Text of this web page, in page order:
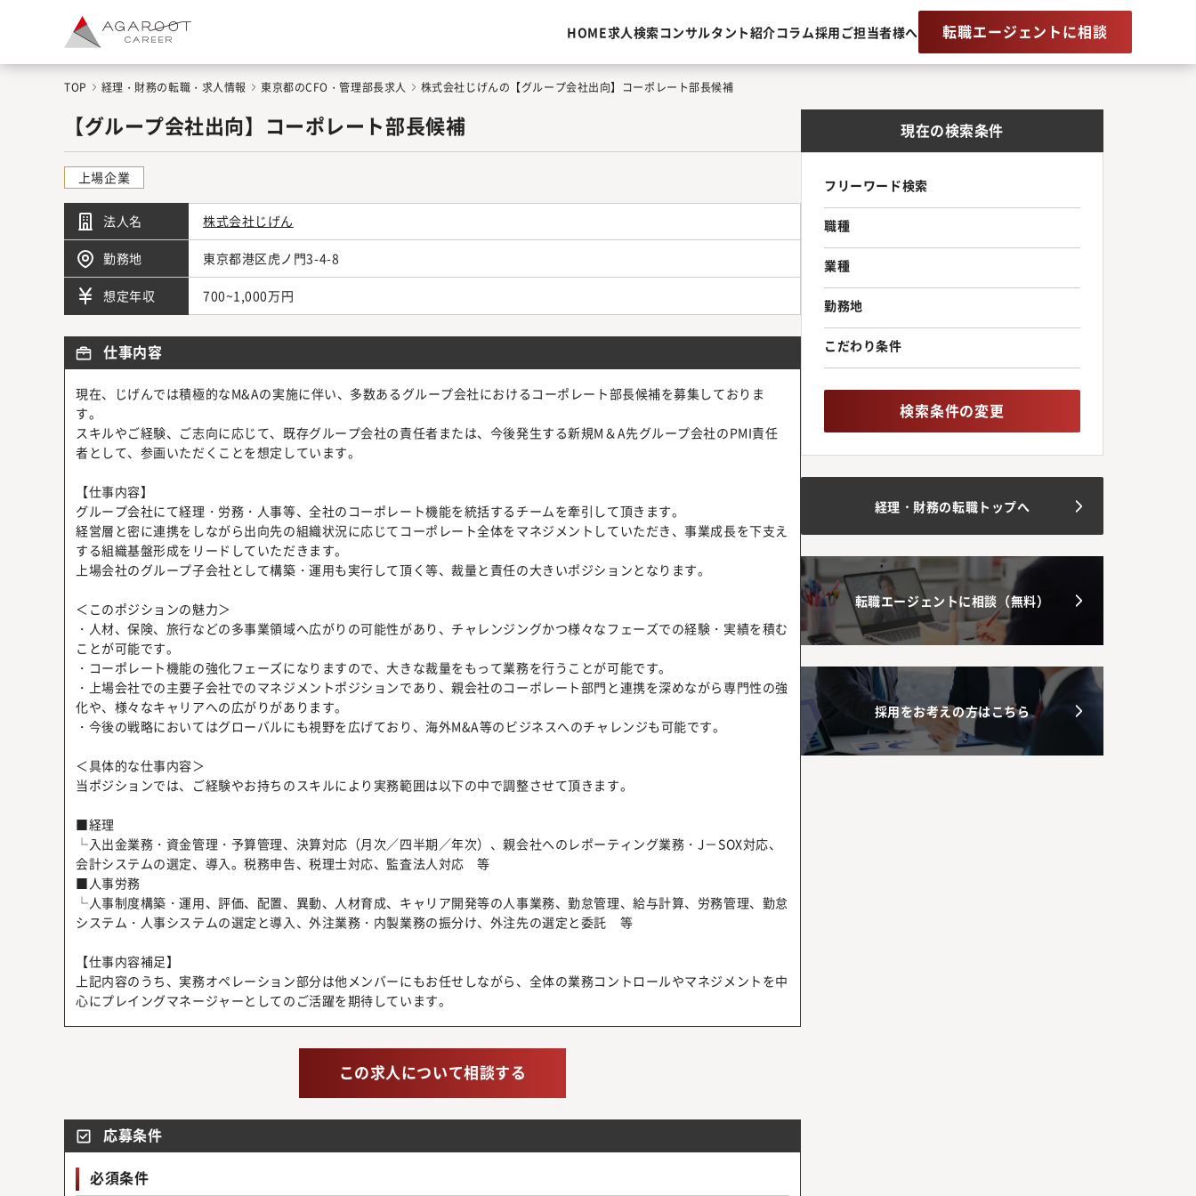
HOME求人検索コンサルタント紹介コラム採用ご担当者様へ 転職エージェントに相談
TOP 経理・財務の転職・求人情報 東京都のCFO・管理部長求人 株式会社じげんの【グループ会社出向】コーポレート部長候補
【グループ会社出向】コーポレート部長候補
上場企業
法人名 株式会社じげん
勤務地 東京都港区虎ノ門3-4-8
想定年収 700~1,000万円
仕事内容
現在、じげんでは積極的なM&Aの実施に伴い、多数あるグループ会社におけるコーポレート部長候補を募集しておりま
す。
スキルやご経験、ご志向に応じて、既存グループ会社の責任者または、今後発生する新規M＆A先グループ会社のPMI責任
者として、参画いただくことを想定しています。
【仕事内容】
グループ会社にて経理・労務・人事等、全社のコーポレート機能を統括するチームを牽引して頂きます。
経営層と密に連携をしながら出向先の組織状況に応じてコーポレート全体をマネジメントしていただき、事業成長を下支え
する組織基盤形成をリードしていただきます。
上場会社のグループ子会社として構築・運用も実行して頂く等、裁量と責任の大きいポジションとなります。
＜このポジションの魅力＞
・人材、保険、旅行などの多事業領域へ広がりの可能性があり、チャレンジングかつ様々なフェーズでの経験・実績を積む
ことが可能です。
・コーポレート機能の強化フェーズになりますので、大きな裁量をもって業務を行うことが可能です。
・上場会社での主要子会社でのマネジメントポジションであり、親会社のコーポレート部門と連携を深めながら専門性の強
化や、様々なキャリアへの広がりがあります。
・今後の戦略においてはグローバルにも視野を広げており、海外M&A等のビジネスへのチャレンジも可能です。
＜具体的な仕事内容＞
当ポジションでは、ご経験やお持ちのスキルにより実務範囲は以下の中で調整させて頂きます。
■経理
└入出金業務・資金管理・予算管理、決算対応（月次／四半期／年次）、親会社へのレポーティング業務・J－SOX対応、
会計システムの選定、導入。税務申告、税理士対応、監査法人対応 等
■人事労務
└人事制度構築・運用、評価、配置、異動、人材育成、キャリア開発等の人事業務、勤怠管理、給与計算、労務管理、勤怠
システム・人事システムの選定と導入、外注業務・内製業務の振分け、外注先の選定と委託 等
【仕事内容補足】
上記内容のうち、実務オペレーション部分は他メンバーにもお任せしながら、全体の業務コントロールやマネジメントを中
心にプレイングマネージャーとしてのご活躍を期待しています。
この求人について相談する
応募条件
必須条件
現在の検索条件
フリーワード検索
職種
業種
勤務地
こだわり条件
検索条件の変更
経理・財務の転職トップへ
転職エージェントに相談（無料）
採用をお考えの方はこちら